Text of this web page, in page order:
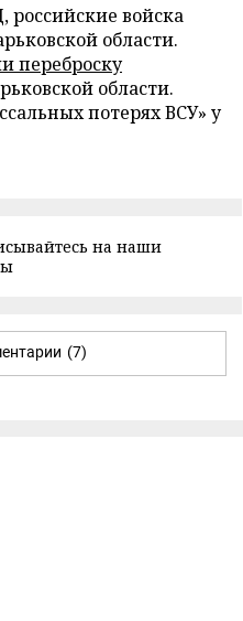
российские войска
области.
переброску
области.
потерях ВСУ» у
на наши
(7)